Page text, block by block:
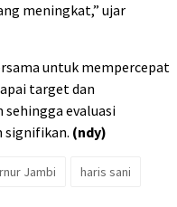
meningkat,” ujar
untuk mempercepat
target dan
evaluasi
signifikan. (ndy)
Jambi
haris sani